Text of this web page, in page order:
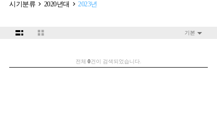
시기분류 2020년대 2023년
기본
전체 0건이 검색되었습니다.